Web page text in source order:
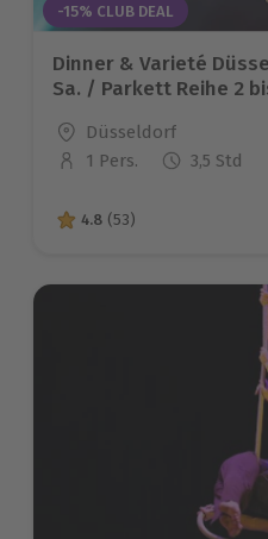
-15% CLUB DEAL
Dinner & Varieté
Sa. / Parkett Reihe 2
Standort
Düsseldorf
Anzahl der Teilnehmer
1 Pers. 3,5 Std
4.8 von 5 Sternen
4.8 (53)